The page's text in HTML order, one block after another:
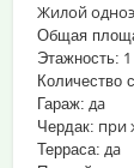
Жилой
Общая
Этажность: 1
Количество
Гараж: да
Чердак: при
Терраса: да